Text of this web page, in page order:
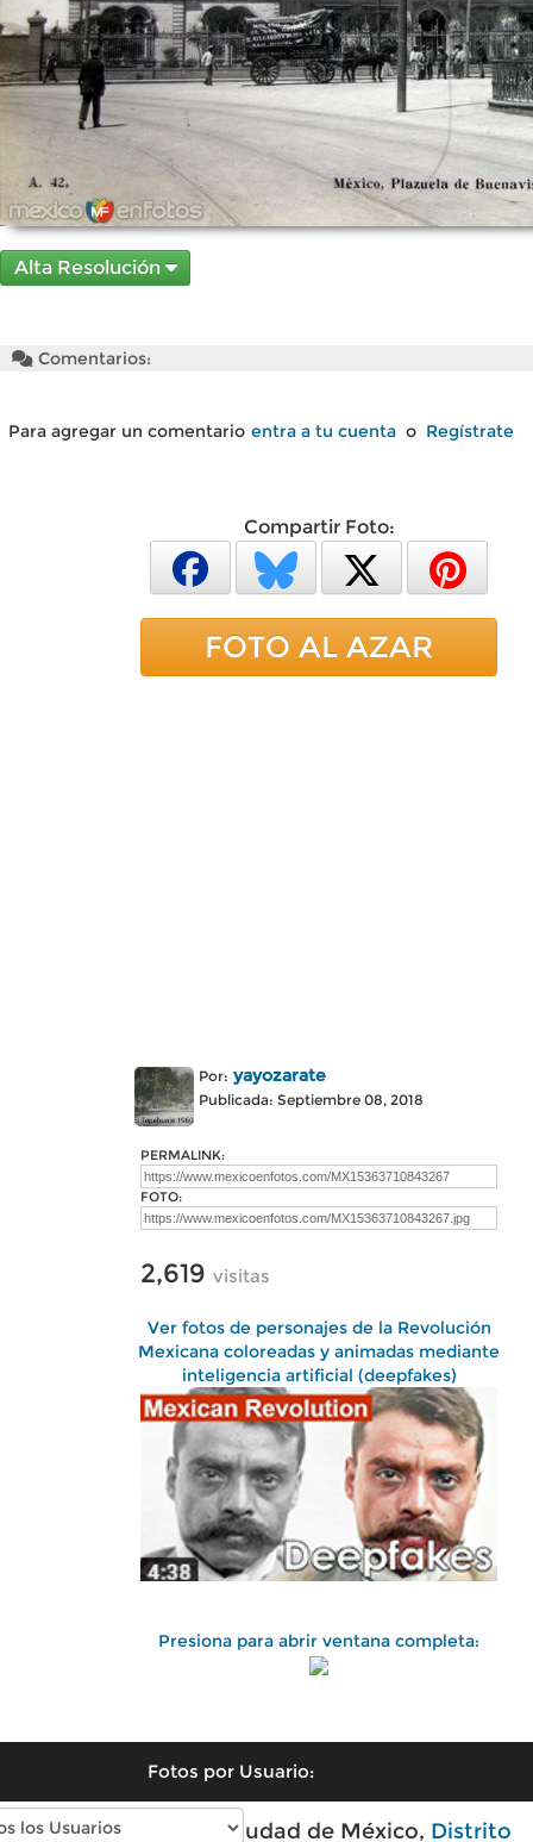
Alta Resolución
Comentarios:
Para agregar un comentario entra a tu cuenta o Regístrate
Compartir Foto:
FOTO AL AZAR
Por: yayozarate
Publicada: Septiembre 08, 2018
PERMALINK:
FOTO:
2,619 visitas
Ver fotos de personajes de la Revolución
Mexicana coloreadas y animadas mediante
inteligencia artificial (deepfakes)
Presiona para abrir ventana completa:
Fotos por Usuario:
Fotos antiguas de Ciudad de México, Distrito